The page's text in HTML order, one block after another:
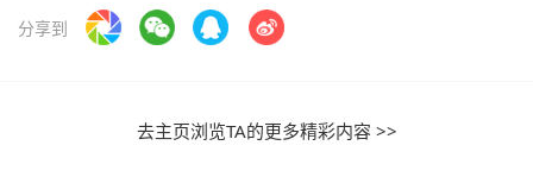
分享到
去主页浏览TA的更多精彩内容 >>